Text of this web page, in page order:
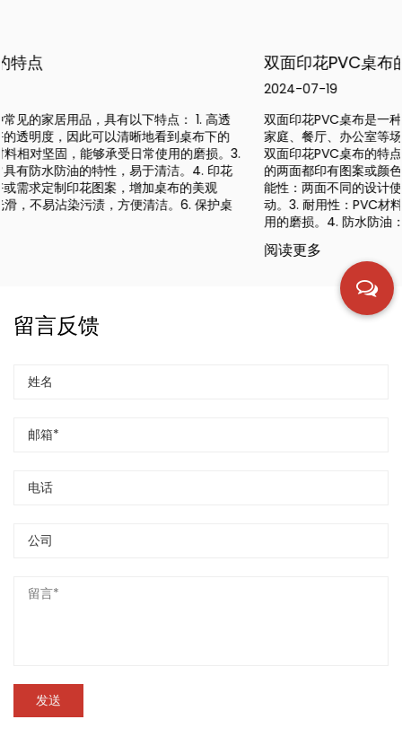
双面印花PVC桌布的特点及选购指南
双面印花PVC桌布是一种具有双面图案或颜色的桌布，广泛应用于
家庭、餐厅、办公室等场所，为桌面提供美观实用的覆盖。以下是
双面印花PVC桌布的特点及选购时的注意事项： 1. 双面设计：桌布
的两面都印有图案或颜色，可以根据场合或季节轻松更换。2. 多功
能性：两面不同的设计使桌布更加灵活，适合不同的装饰风格或活
动。3. 耐用性：PVC材料通常具有很好的耐用性，能够承受日常使
留言反馈